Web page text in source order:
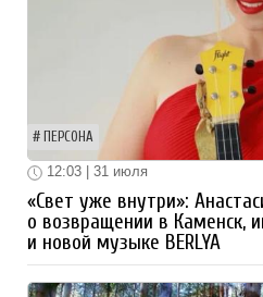
ПЕРСОНА
12:03 | 31 июля
«Свет уже внутри»:
о возвращении в Каменск,
и новой музыке BERLYA